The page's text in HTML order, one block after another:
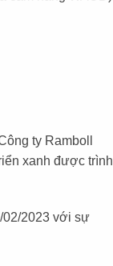
ty Ramboll
xanh được trình
02/2023 với sự